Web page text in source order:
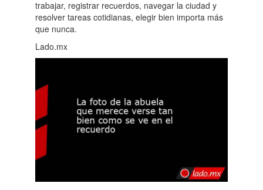
trabajar, registrar recuerdos, navegar la ciudad y
resolver tareas cotidianas, elegir bien importa más
que nunca.
Lado.mx